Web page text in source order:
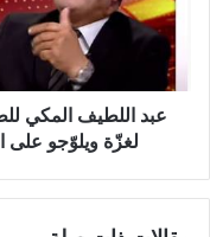
ثمة
شكون
يحبّو
يمشيو
لغزّةعبد اللطيف المكي
لغزّة ويلوّجو على